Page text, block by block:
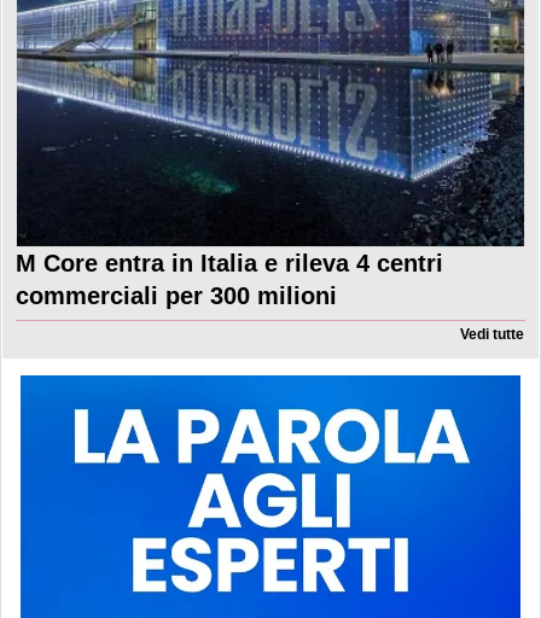
M Core entra in Italia e rileva 4 centri
commerciali per 300 milioni
Vedi tutte